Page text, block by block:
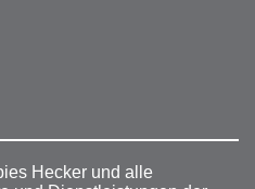
Hecker und alle